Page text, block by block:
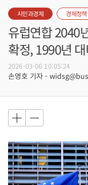
시민과경제 경제정책
유럽연합 2040
확정, 1990년
2026-03-06 10:05:24
손영호 기자 -